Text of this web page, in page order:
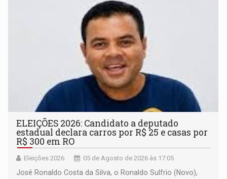
ELEIÇÕES 2026: Candidato a deputado
estadual declara carros por R$ 25 e casas por
R$ 300 em RO
Eleições 2026 05 de Agosto de 2026 às 17:05
José Ronaldo Costa da Silva, o Ronaldo Sulfrio (Novo),